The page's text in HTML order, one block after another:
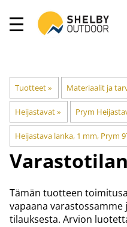
Tuotteet‪» Materiaalit ja
Heijastavat‪» Prym
Heijastava lanka, 1 mm, Prym
Tämän tuotteen
vapaana
tilauksesta. Arvion